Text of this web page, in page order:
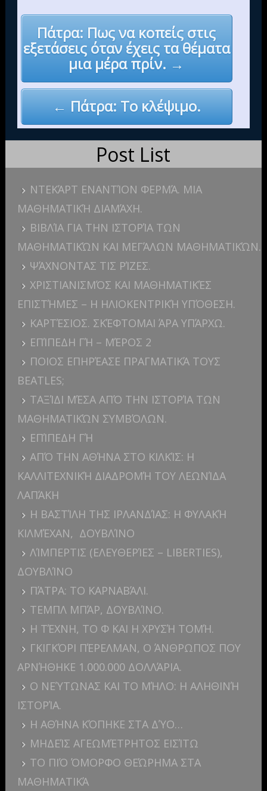
Post
navigation
Πάτρα: Πως να κοπείς στις
εξετάσεις όταν έχεις τα θέματα
μια μέρα πρίν. →
← Πάτρα: Το κλέψιμο.
Post List
ΝΤΕΚΆΡΤ ΕΝΑΝΤΊΟΝ ΦΕΡΜΆ. ΜΙΑ
ΜΑΘΗΜΑΤΙΚΉ ΔΙΑΜΆΧΗ.
ΒΙΒΛΊΑ ΓΙΑ ΤΗΝ ΙΣΤΟΡΊΑ ΤΩΝ
ΜΑΘΗΜΑΤΙΚΏΝ ΚΑΙ ΜΕΓΆΛΩΝ ΜΑΘΗΜΑΤΙΚΏΝ.
ΨΆΧΝΟΝΤΑΣ ΤΙΣ ΡΊΖΕΣ.
ΧΡΙΣΤΙΑΝΙΣΜΌΣ ΚΑΙ ΜΑΘΗΜΑΤΙΚΈΣ
ΕΠΙΣΤΉΜΕΣ – Η ΗΛΙΟΚΕΝΤΡΙΚΉ ΥΠΌΘΕΣΗ.
ΚΑΡΤΈΣΙΟΣ. ΣΚΈΦΤΟΜΑΙ ΆΡΑ ΥΠΆΡΧΩ.
ΕΠΊΠΕΔΗ ΓΉ – ΜΈΡΟΣ 2
ΠΟΙΟΣ ΕΠΗΡΈΑΣΕ ΠΡΑΓΜΑΤΙΚΆ ΤΟΥΣ
BEATLES;
ΤΑΞΊΔΙ ΜΈΣΑ ΑΠΌ ΤΗΝ ΙΣΤΟΡΊΑ ΤΩΝ
ΜΑΘΗΜΑΤΙΚΏΝ ΣΥΜΒΌΛΩΝ.
ΕΠΊΠΕΔΗ ΓΉ
ΑΠΌ ΤΗΝ ΑΘΉΝΑ ΣΤΟ ΚΙΛΚΊΣ: Η
ΚΑΛΛΙΤΕΧΝΙΚΉ ΔΙΑΔΡΟΜΉ ΤΟΥ ΛΕΩΝΊΔΑ
ΛΑΠΆΚΗ
Η ΒΑΣΤΊΛΗ ΤΗΣ ΙΡΛΑΝΔΊΑΣ: Η ΦΥΛΑΚΉ
ΚΙΛΜΈΧΑΝ, ΔΟΥΒΛΊΝΟ
ΛΊΜΠΕΡΤΙΣ (ΕΛΕΥΘΕΡΊΕΣ – LIBERTIES),
ΔΟΥΒΛΊΝΟ
ΠΆΤΡΑ: ΤΟ ΚΑΡΝΑΒΆΛΙ.
ΤΕΜΠΛ ΜΠΆΡ, ΔΟΥΒΛΊΝΟ.
Η ΤΈΧΝΗ, ΤΟ Φ ΚΑΙ Η ΧΡΥΣΉ ΤΟΜΉ.
ΓΚΙΓΚΌΡΙ ΠΈΡΕΛΜΑΝ, Ο ΆΝΘΡΩΠΟΣ ΠΟΥ
ΑΡΝΉΘΗΚΕ 1.000.000 ΔΟΛΛΆΡΙΑ.
Ο ΝΕΎΤΩΝΑΣ ΚΑΙ ΤΟ ΜΉΛΟ: Η ΑΛΗΘΙΝΉ
ΙΣΤΟΡΊΑ.
Η ΑΘΉΝΑ ΚΌΠΗΚΕ ΣΤΑ ΔΎΟ…
ΜΗΔΕΊΣ ΑΓΕΩΜΈΤΡΗΤΟΣ ΕΙΣΊΤΩ
ΤΟ ΠΙΌ ΌΜΟΡΦΟ ΘΕΏΡΗΜΑ ΣΤΑ
ΜΑΘΗΜΑΤΙΚΆ